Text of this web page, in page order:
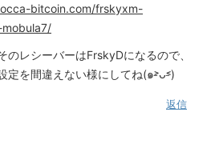
bitcoin.com/frskyxm-
のレシーバーはFrskyDになるので、
定を間違えない様にしてね(๑˃̵ᴗ˂̵)
返信